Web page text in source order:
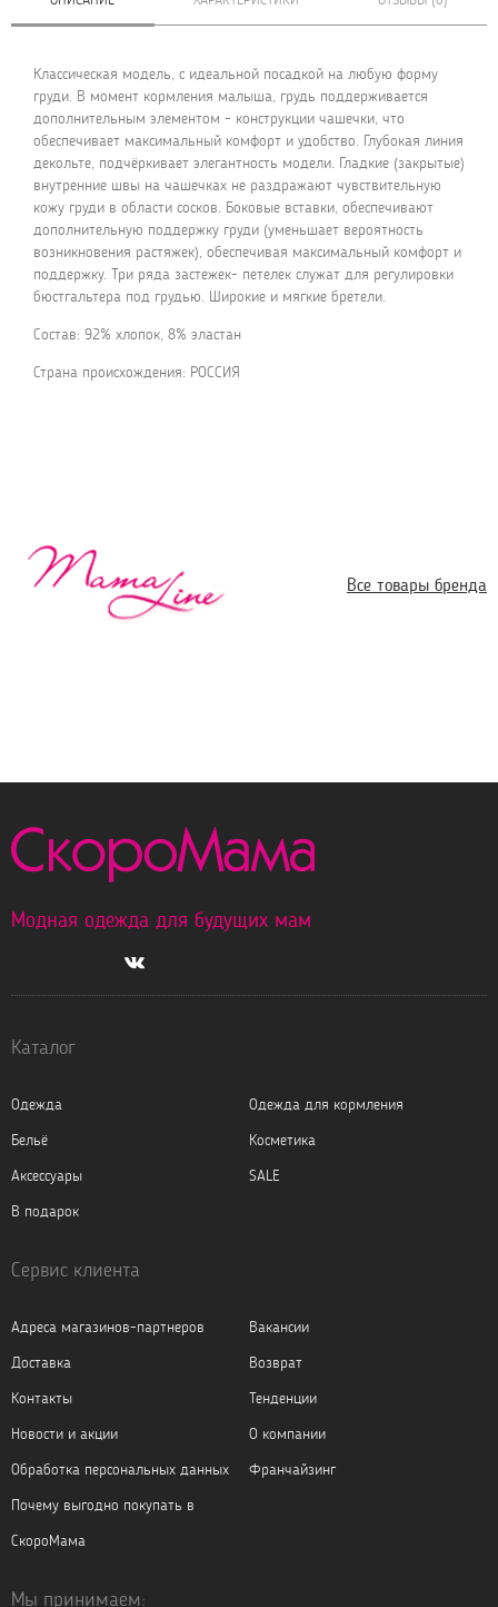
Классическая модель, с идеальной посадкой на любую форму
груди. В момент кормления малыша, грудь поддерживается
дополнительным элементом - конструкции чашечки, что
обеспечивает максимальный комфорт и удобство. Глубокая линия
декольте, подчёркивает элегантность модели. Гладкие (закрытые)
внутренние швы на чашечках не раздражают чувствительную
кожу груди в области сосков. Боковые вставки, обеспечивают
дополнительную поддержку груди (уменьшает вероятность
возникновения растяжек), обеспечивая максимальный комфорт и
поддержку. Три ряда застежек- петелек служат для регулировки
бюстгальтера под грудью. Широкие и мягкие бретели.
Cостав: 92% хлопок, 8% эластан
Страна происхождения: РОССИЯ
Все товары бренда
Модная одежда для будущих мам
Каталог
Одежда
Одежда для кормления
Бельё
Косметика
Аксессуары
SALE
В подарок
Сервис клиента
Адреса магазинов-партнеров
Вакансии
Доставка
Возврат
Контакты
Тенденции
Новости и акции
О компании
Обработка персональных данных
Франчайзинг
Почему выгодно покупать в
СкороМама
Мы принимаем: